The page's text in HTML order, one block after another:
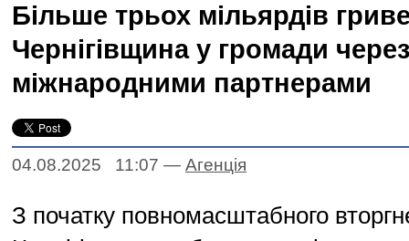
Більше трьох мільярдів
Чернігівщина у громади
міжнародними партнерами
04.08.2025 11:07 — Агенцiя
З початку повномасштабного